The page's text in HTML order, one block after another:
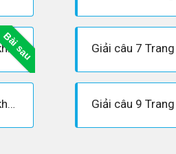
Bài sau
Giải câu 6 Trang 66 - Sách giáo khoa Vật lí 12
Giải câu 8 Trang 66 - Sách giáo khoa Vật lí 12